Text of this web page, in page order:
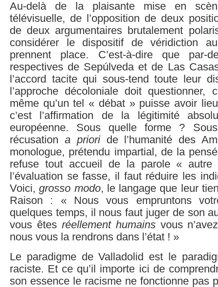
Au-delà de la plaisante mise en
télévisuelle, de l’opposition de deux
de deux argumentaires brutalement
considérer le dispositif de véridiction
prennent place. C’est-à-dire que par-
respectives de Sepúlveda et de Las
l’accord tacite qui sous-tend toute leur
l’approche décoloniale doit questionner,
même qu’un tel « débat » puisse avoir
c’est l’affirmation de la légitimité
européenne. Sous quelle forme ?
récusation a prioride l’humanité des
monologue, prétendu impartial, de la
refuse tout accueil de la parole «
l’évaluation se fasse, il faut réduire les
Voici,grosso modo, le langage que leur
Raison : « Nous vous empruntons
quelques temps, il nous faut juger de son
vous êtes réellement humainsvous
nous vous la rendrons dans l’état ! »
Le paradigme de Valladolid est le
raciste. Et ce qu’il importe ici de
son essence le racisme ne fonctionne pas